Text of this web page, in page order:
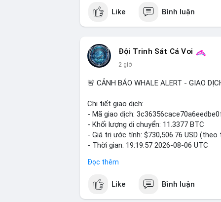
- Vùng Entry: $6.4500 - $6.4800
- Mục tiêu chốt lời (Take Profit - TP):
Lời khuyên quản trị vốn: Khối lượng lệnh
sau khi vào lệnh để bảo vệ tài khoản
#shortavax #avax6450 #bearishavax
Like Bình luận
Đội Trinh Sát Cá Voi
2 giờ
🚨 CẢNH BÁO WHALE ALERT - GIAO
Chi tiết giao dịch:
- Mã giao dịch:
- Khối lượng di chuyển: 11.3377 BTC
- Giá trị ước tính: $730,506.76 USD (theo
- Thời gian: 19:19:57 2026-08-06 UTC
Giao dịch 11.3377 BTC trị giá hơn 730
phải dòng tiền tổ chức khổng lồ. Hành
phản ánh hai kịch bản: hoặc cá voi
Đọc thêm
Like Bình luận